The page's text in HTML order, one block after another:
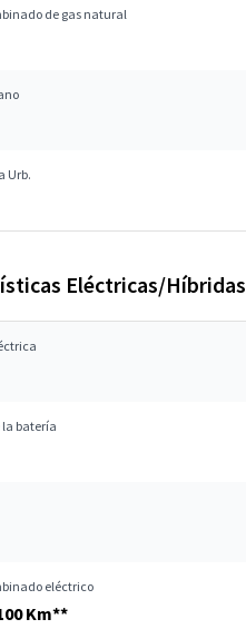
de gas natural
Urb.
Eléctricas/Híbridas
batería
eléctrico
Km**